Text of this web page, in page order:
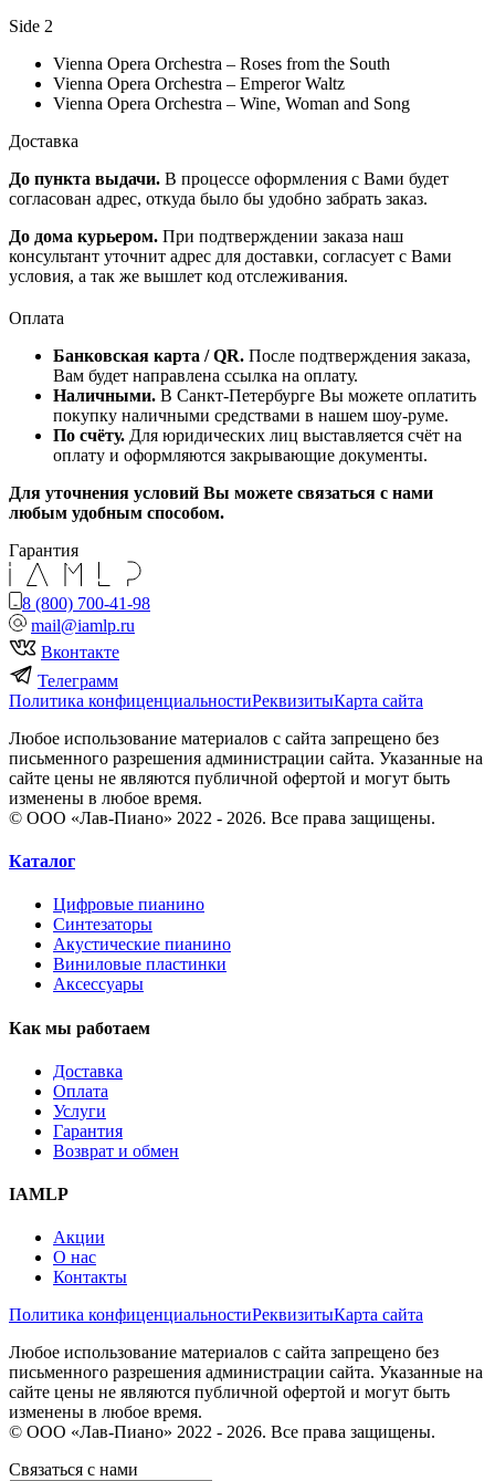
Side 2
Vienna Opera Orchestra – Roses from the South
Vienna Opera Orchestra – Emperor Waltz
Vienna Opera Orchestra – Wine, Woman and Song
Доставка
До пункта выдачи. В процессе оформления с Вами будет
согласован адрес, откуда было бы удобно забрать заказ.
До дома курьером. При подтверждении заказа наш
консультант уточнит адрес для доставки, согласует с Вами
условия, а так же вышлет код отслеживания.
Оплата
Банковская карта / QR. После подтверждения заказа,
Вам будет направлена ссылка на оплату.
Наличными. В Санкт-Петербурге Вы можете оплатить
покупку наличными средствами в нашем шоу-руме.
По счёту. Для юридических лиц выставляется счёт на
оплату и оформляются закрывающие документы.
Для уточнения условий Вы можете связаться с нами
любым удобным способом.
Гарантия
8 (800) 700-41-98
mail@iamlp.ru
Вконтакте
Телеграмм
Политика конфиценциальностиРеквизитыКарта сайта
Любое использование материалов с сайта запрещено без
письменного разрешения администрации сайта. Указанные на
сайте цены не являются публичной офертой и могут быть
изменены в любое время.
© ООО «Лав-Пиано» 2022 - 2026. Все права защищены.
Каталог
Цифровые пианино
Синтезаторы
Акустические пианино
Виниловые пластинки
Аксессуары
Как мы работаем
Доставка
Оплата
Услуги
Гарантия
Возврат и обмен
IAMLP
Акции
О нас
Контакты
Политика конфиценциальностиРеквизитыКарта сайта
Любое использование материалов с сайта запрещено без
письменного разрешения администрации сайта. Указанные на
сайте цены не являются публичной офертой и могут быть
изменены в любое время.
© ООО «Лав-Пиано» 2022 - 2026. Все права защищены.
Связаться с нами